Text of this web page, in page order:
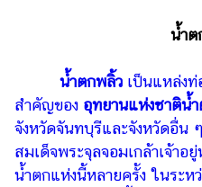
น้ำต
น้ำตกพลิ้ว เป็นแหล่ง
สำคัญของ อุทยานแห่งชาติน้
จังหวัดจันทบุรีและจังหวัดอื่น
สมเด็จพระจุลจอมเกล้าเจ้าอ
น้ำตกแห่งนี้หลายครั้ง ในระ